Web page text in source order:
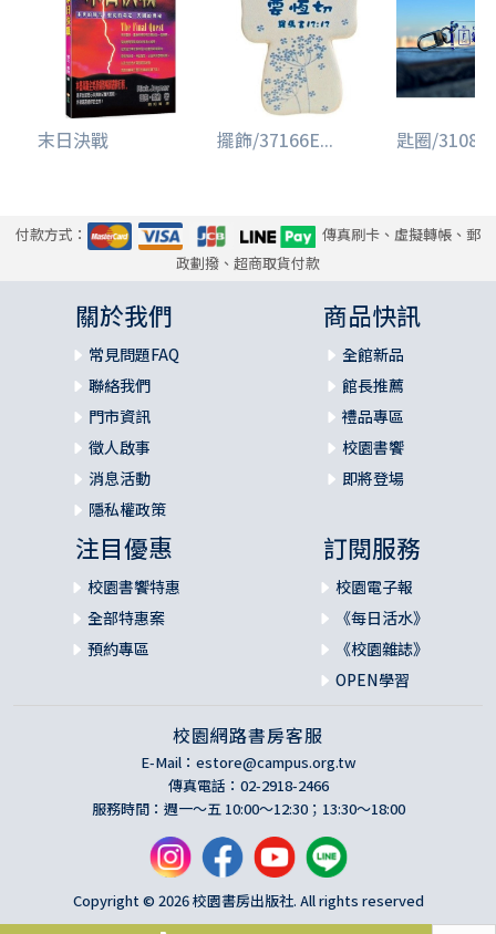
末日決戰 擺飾/37166E... 匙圈/3108/
付款方式：
傳真刷卡、虛擬轉帳、郵
政劃撥、超商取貨付款
關於我們
常見問題FAQ
聯絡我們
門市資訊
徵人啟事
消息活動
隱私權政策
商品快訊
全館新品
館長推薦
禮品專區
校園書饗
即將登場
注目優惠
校園書饗特惠
全部特惠案
預約專區
訂閱服務
校園電子報
《每日活水》
《校園雜誌》
OPEN學習
校園網路書房客服
E-Mail： estore@campus.org.tw
傳真電話：02-2918-2466
服務時間：週一～五 10:00～12:30；13:30～18:00
Copyright © 2026 校園書房出版社. All rights reserved